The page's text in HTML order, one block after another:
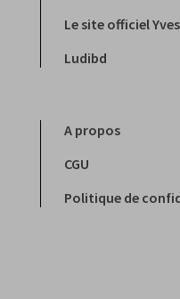
Le site officiel
Ludibd
A propos
CGU
Politique de